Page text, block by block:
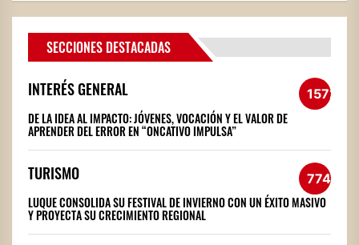
SECCIONES DESTACADAS
INTERÉS GENERAL 1572
DE LA IDEA AL IMPACTO: JÓVENES, VOCACIÓN Y EL VALOR DE
APRENDER DEL ERROR EN “ONCATIVO IMPULSA”
TURISMO 774
LUQUE CONSOLIDA SU FESTIVAL DE INVIERNO CON UN ÉXITO MASIVO
Y PROYECTA SU CRECIMIENTO REGIONAL